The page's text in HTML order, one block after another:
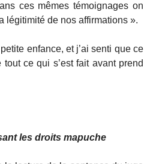
ces mêmes témoignages on
légitimité de nos affirmations ».
enfance, et j’ai senti que ce
ce qui s’est fait avant prend
les droits mapuche